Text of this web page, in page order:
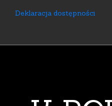
Deklaracja dostępności